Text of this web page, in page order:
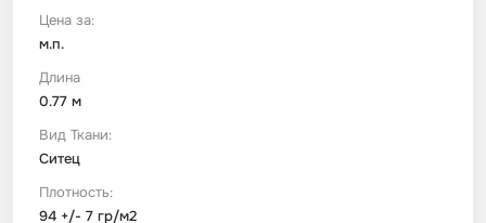
Цена за:
м.п.
Длина
0.77 м
Вид Ткани:
Ситец
Плотность:
94 +/- 7 гр/м2
Штапель